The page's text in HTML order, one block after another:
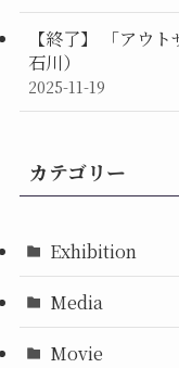
【終了】 「アウ
石川）
2025-11-19
カテゴリー
Exhibition
Media
Movie